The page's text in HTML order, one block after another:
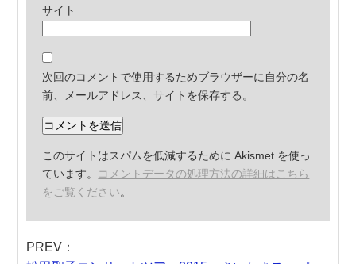
サイト
次回のコメントで使用するためブラウザーに自分の名
前、メールアドレス、サイトを保存する。
このサイトはスパムを低減するために Akismet を使っ
ています。 コメントデータの処理方法の詳細はこちら
をご覧ください。
PREV：